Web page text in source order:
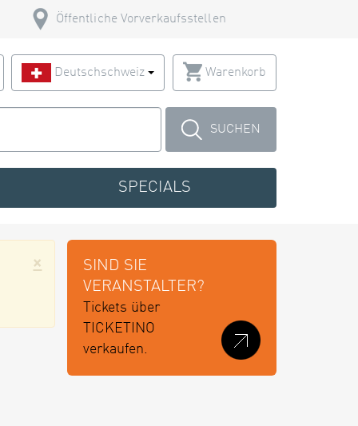
Öffentliche Vorverkaufsstellen
Deutschschweiz Warenkorb
SUCHEN
SPECIALS
×
SIND SIE
VERANSTALTER?
Tickets über
TICKETINO
verkaufen.